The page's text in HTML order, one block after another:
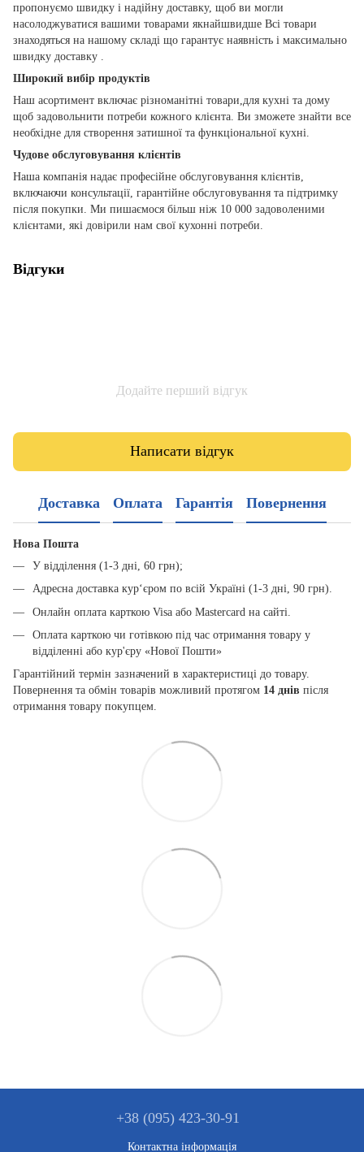
пропонуємо швидку і надійну доставку, щоб ви могли
насолоджуватися вашими товарами якнайшвидше Всі товари
знаходяться на нашому складі що гарантує наявність і максимально
швидку доставку .
Широкий вибір продуктів
Наш асортимент включає різноманітні товари,для кухні та дому
щоб задовольнити потреби кожного клієнта. Ви зможете знайти все
необхідне для створення затишної та функціональної кухні.
Чудове обслуговування клієнтів
Наша компанія надає професійне обслуговування клієнтів,
включаючи консультації, гарантійне обслуговування та підтримку
після покупки. Ми пишаємося більш ніж 10 000 задоволеними
клієнтами, які довірили нам свої кухонні потреби.
Відгуки
Додайте перший відгук
Написати відгук
Доставка Оплата Гарантія Повернення
Нова Пошта
У відділення (1-3 дні, 60 грн);
Адресна доставка кур‘єром по всій Україні (1-3 дні, 90 грн).
Онлайн оплата карткою Visa або Mastercard на сайті.
Оплата карткою чи готівкою під час отримання товару у
відділенні або кур'єру «Нової Пошти»
Гарантійний термін зазначений в характеристиці до товару.
Повернення та обмін товарів можливий протягом 14 днів після
отримання товару покупцем.
+38 (095) 423-30-91
Контактна інформація